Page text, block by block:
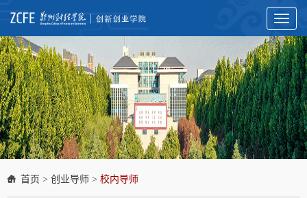
Toggle
首页 > 创业导师 > 校内导师